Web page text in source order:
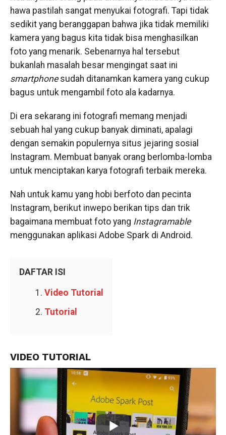
hawa pastilah sangat menyukai fotografi. Tapi tidak
sedikit yang beranggapan bahwa jika tidak memiliki
kamera yang bagus kita tidak bisa menghasilkan
foto yang menarik. Sebenarnya hal tersebut
bukanlah masalah besar mengingat saat ini
smartphonesudah ditanamkan kamera yang cukup
bagus untuk mengambil foto ala kadarnya.
Di era sekarang ini fotografi memang menjadi
sebuah hal yang cukup banyak diminati, apalagi
dengan semakin populernya situs jejaring sosial
Instagram. Membuat banyak orang berlomba-lomba
untuk menciptakan karya fotografi terbaik mereka.
Nah untuk kamu yang hobi berfoto dan pecinta
Instagram, berikut inwepo berikan tips dan trik
bagaimana membuat foto yang Instagramable
menggunakan aplikasi Adobe Spark di Android.
DAFTAR ISI
Video Tutorial
Tutorial
VIDEO TUTORIAL